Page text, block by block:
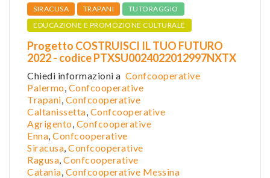
SIRACUSA
TRAPANI
TUTORAGGIO
EDUCAZIONE E PROMOZIONE CULTURALE
Progetto COSTRUISCI IL TUO FUTURO
2022 - codice PTXSU0024022012997NXTX
Chiedi informazioni a Confcooperative
Palermo, Confcooperative
Trapani, Confcooperative
Caltanissetta, Confcooperative
Agrigento, Confcooperative
Enna, Confcooperative
Siracusa, Confcooperative
Ragusa, Confcooperative
Catania, Confcooperative Messina